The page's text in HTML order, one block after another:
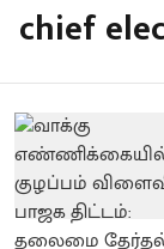
chief